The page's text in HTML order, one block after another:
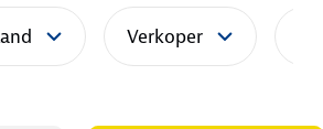
Verkoper